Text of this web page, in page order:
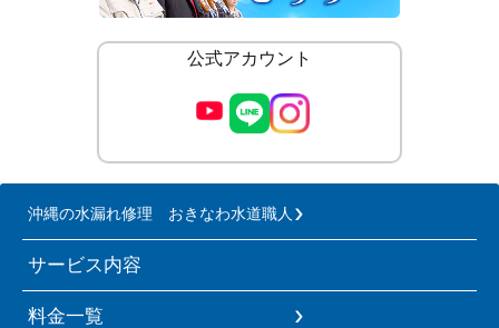
公式アカウント
沖縄の水漏れ修理 おきなわ水道職人
サービス内容
料金一覧